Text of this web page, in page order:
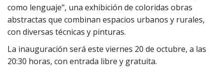
como lenguaje", una exhibición de coloridas obras
abstractas que combinan espacios urbanos y rurales,
con diversas técnicas y pinturas.
La inauguración será este viernes 20 de octubre, a las
20:30 horas, con entrada libre y gratuita.